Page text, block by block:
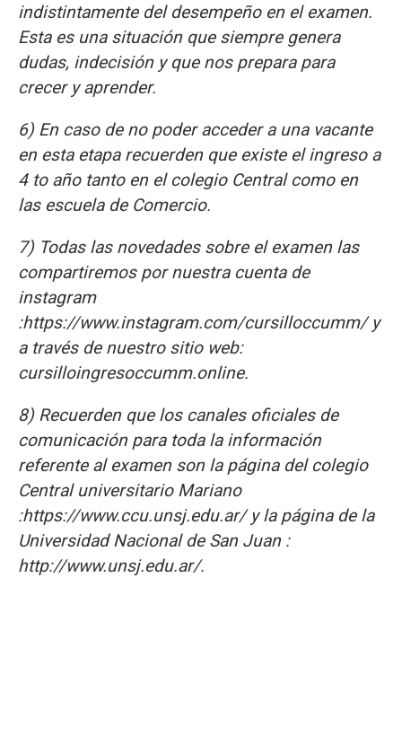
indistintamente del desempeño en el examen.
Esta es una situación que siempre genera
dudas, indecisión y que nos prepara para
crecer y aprender.
6) En caso de no poder acceder a una vacante
en esta etapa recuerden que existe el ingreso a
4 to año tanto en el colegio Central como en
las escuela de Comercio.
7) Todas las novedades sobre el examen las
compartiremos por nuestra cuenta de
instagram
:https://www.instagram.com/cursilloccumm/ y
a través de nuestro sitio web:
cursilloingresoccumm.online.
8) Recuerden que los canales oficiales de
comunicación para toda la información
referente al examen son la página del colegio
Central universitario Mariano
:https://www.ccu.unsj.edu.ar/ y la página de la
Universidad Nacional de San Juan :
http://www.unsj.edu.ar/.